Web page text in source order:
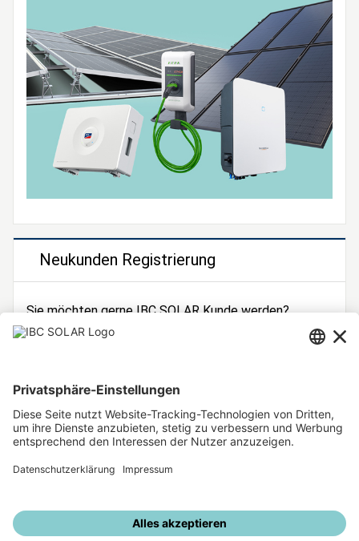
Neukunden Registrierung
Sie möchten gerne IBC SOLAR Kunde werden?
Dann registrieren Sie sich jetzt!
Unsere weiteren Angebote
IBC SOLAR Webseite